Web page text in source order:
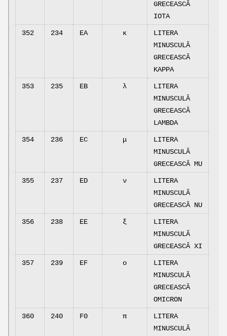
GRECEASCĂ
IOTA
352 234 EA κ
LITERA
MINUSCULĂ
GRECEASCĂ
KAPPA
353 235 EB λ
LITERA
MINUSCULĂ
GRECEASCĂ
LAMBDA
354 236 EC μ
LITERA
MINUSCULĂ
GRECEASCĂ MU
355 237 ED ν
LITERA
MINUSCULĂ
GRECEASCĂ NU
356 238 EE ξ
LITERA
MINUSCULĂ
GRECEASCĂ XI
357 239 EF ο
LITERA
MINUSCULĂ
GRECEASCĂ
OMICRON
360 240 F0 π
LITERA
MINUSCULĂ